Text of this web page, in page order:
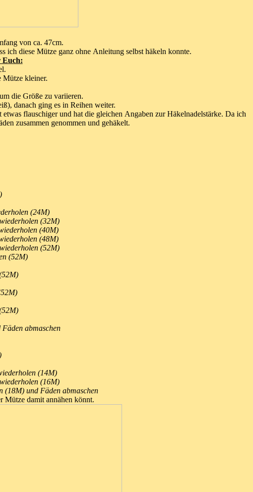
von ca. 47cm.
ich diese Mütze ganz ohne Anleitung selbst häkeln konnte.
Euch:
Mütze kleiner.
die Größe zu variieren.
danach ging es in Reihen weiter.
flauschiger und hat die gleichen Angaben zur Häkelnadelstärke. Da ich
zusammen genommen und gehäkelt.
(24M)
(32M)
(40M)
(48M)
(52M)
(52M)
abmaschen
(14M)
(16M)
(18M) und Fäden abmaschen
Mütze damit annähen könnt.